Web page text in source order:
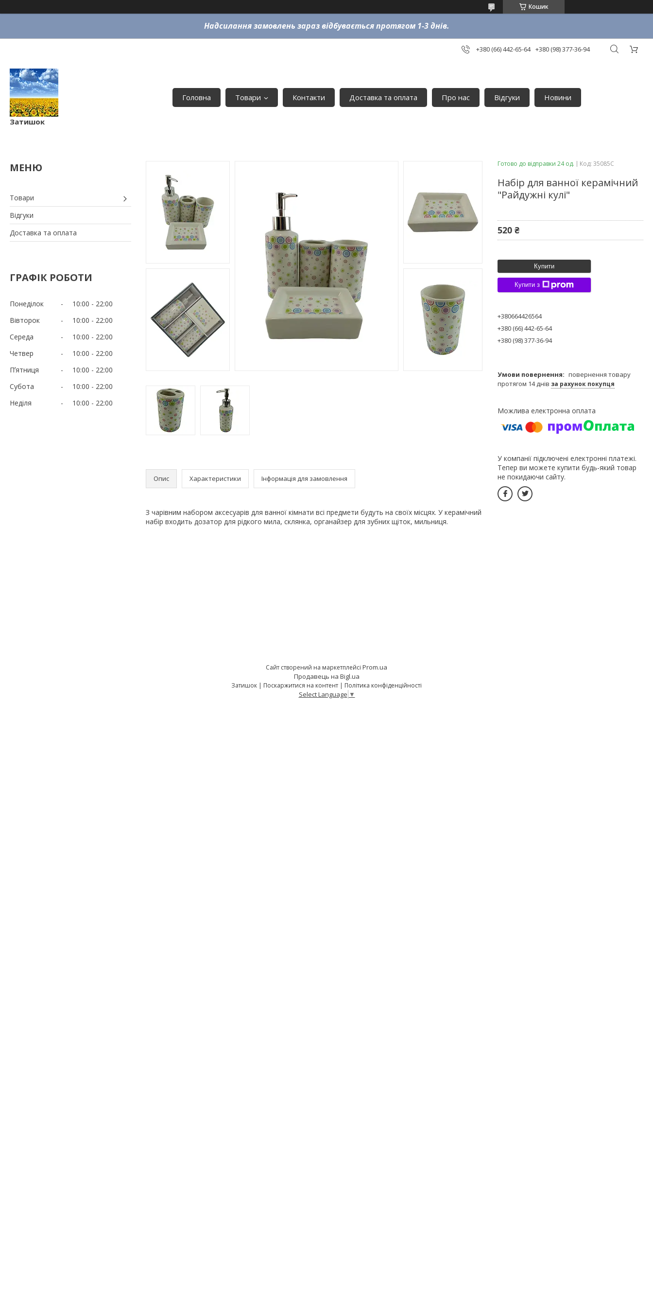
Кошик
Надсилання замовлень зараз відбувається протягом 1-3 днів.
+380 (66) 442-65-64 +380 (98) 377-36-94
Затишок
Головна Товари Контакти Доставка та оплата Про нас Відгуки Новини
Товари
Відгуки
Доставка та оплата
ГРАФІК РОБОТИ
Понеділок 10:00
22:00
Вівторок
10:00
22:00
Середа
10:00
22:00
Четвер
10:00
22:00
Пʼятниця
10:00
22:00
Субота
10:00
22:00
Неділя
10:00 22:00
Опис Характеристики Інформація для замовлення
З чарівним набором аксесуарів для ванної кімнати всі предмети будуть на своїх місцях. У керамічний
набір входить дозатор для рідкого мила, склянка, органайзер для зубних щіток, мильниця.
Готово до відправки 24 од. Код: 35085C
Набір для ванної керамічний
"Райдужні кулі"
520 ₴
Купити
Купити з
+380664426564
+380 (66) 442-65-64
+380 (98) 377-36-94
повернення товару
протягом 14 днів за рахунок покупця
У компанії підключені електронні платежі.
Тепер ви можете купити будь-який товар
не покидаючи сайту.
Сайт створений на маркетплейсі Prom.ua
Продавець на Bigl.ua
Затишок | Поскаржитися на контент | Політика конфіденційності
Select Language ▼